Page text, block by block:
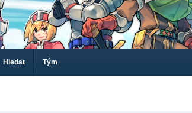
Hledat Tým